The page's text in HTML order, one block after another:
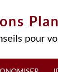
pour